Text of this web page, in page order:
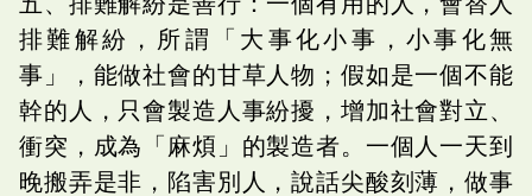
排難解紛，所謂「大事化小事，小事化無
事」，能做社會的甘草人物；假如是一個不能
幹的人，只會製造人事紛擾，增加社會對立、
衝突，成為「麻煩」的製造者。一個人一天到
晚搬弄是非，陷害別人，說話尖酸刻薄，做事